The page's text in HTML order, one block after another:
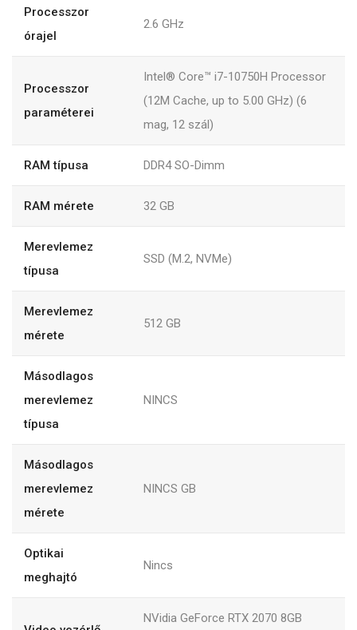
Processzor
órajel
2.6 GHz
Processzor
paraméterei
Intel® Core™ i7-10750H Processor
(12M Cache, up to 5.00 GHz) (6
mag, 12 szál)
RAM típusa DDR4 SO-Dimm
RAM mérete 32 GB
Merevlemez
típusa
SSD (M.2, NVMe)
Merevlemez
mérete
512 GB
Másodlagos
merevlemez
típusa
NINCS
Másodlagos
merevlemez
mérete
NINCS GB
Optikai
meghajtó
Nincs
NVidia GeForce RTX 2070 8GB